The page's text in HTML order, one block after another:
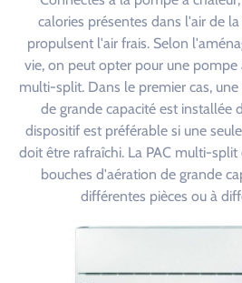
calories présentes dans l'air de
propulsent l'air frais. Selon
vie, on peut opter pour une
multi-split. Dans le premier cas,
de grande capacité est installée
dispositif est préférable si une
doit être rafraîchi. La PAC multi-split
bouches d'aération de grande
différentes pièces ou à